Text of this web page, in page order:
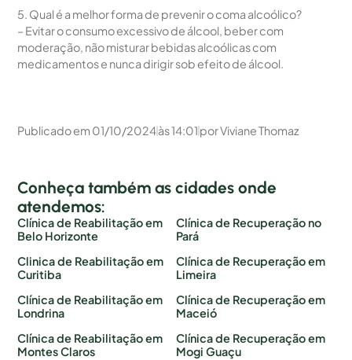
5. Qual é a melhor forma de prevenir o coma alcoólico?
– Evitar o consumo excessivo de álcool, beber com
moderação, não misturar bebidas alcoólicas com
medicamentos e nunca dirigir sob efeito de álcool.
Publicado em 01/10/2024às14:01porViviane Thomaz
Conheça também as cidades onde
atendemos:
Clínica de Reabilitação em
Belo Horizonte
Clinica de Reabilitação em
Curitiba
Clínica de Reabilitação em
Londrina
Clínica de Reabilitação em
Montes Claros
Clínica de Recuperação no
Pará
Clínica de Recuperação em
Limeira
Clínica de Recuperação em
Maceió
Clínica de Recuperação em
Mogi Guaçu